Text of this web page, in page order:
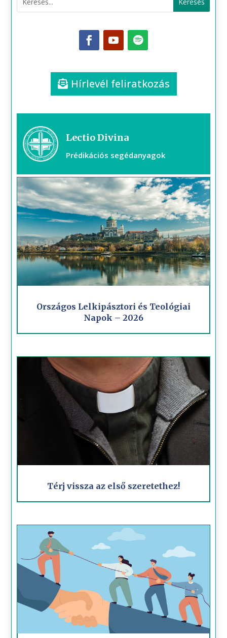
Hírlevél feliratkozás
Lectio Divina
Prédikációs segédanyagok
Országos Lelkipásztori és Teológiai
Napok – 2026
Térj vissza az első szeretethez!